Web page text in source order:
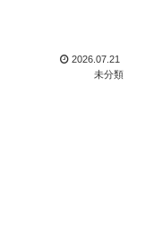
2026.07.21
未分類